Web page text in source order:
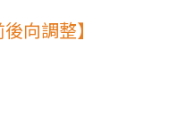
向調整】